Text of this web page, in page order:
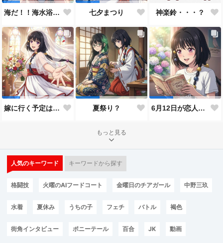
海だ！！海水浴だ！！ 七夕まつり 神楽鈴・・・？
嫁に行く予定は無いのだけれど！ 夏祭り？ 6月12日が恋人の日と言うので…
もっと見る
人気のキーワード キーワードから探す
格闘技 火曜のAIフードコート 金曜日のチアガール 中野三玖
水着 夏休み うちの子 フェチ バトル 褐色
街角インタビュー ポニーテール 百合 JK 動画